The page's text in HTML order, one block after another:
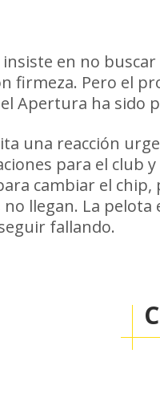
en no
firmeza. Pero el
Apertura ha sido
una reacción
para el club
cambiar el
llegan. La pelota
fallando.